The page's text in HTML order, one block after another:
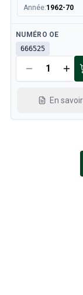
Année:1962-70
Disponible
NUMÉRO OE
666525
En